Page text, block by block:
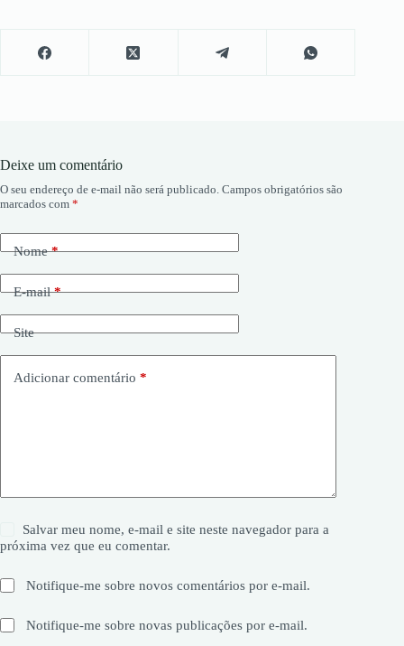
Deixe um comentário
O seu endereço de e-mail não será publicado. Campos obrigatórios são
marcados com *
Nome*
E-mail*
Site
Adicionar comentário *
Salvar meu nome, e-mail e site neste navegador para a
próxima vez que eu comentar.
Notifique-me sobre novos comentários por e-mail.
Notifique-me sobre novas publicações por e-mail.